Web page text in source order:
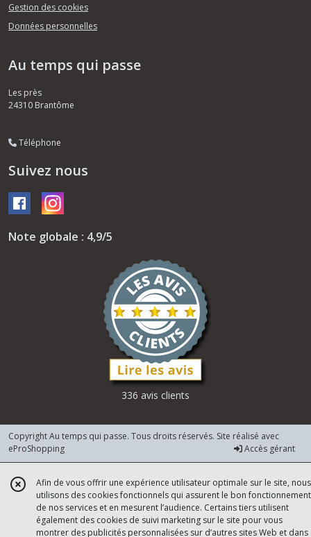
Gestion des cookies
Données personnelles
Au temps qui passe
Les près
24310 Brantôme
Téléphone
Suivez nous
Note globale : 4,9/5
336 avis clients
Copyright Au temps qui passe. Tous droits réservés. Site réalisé avec
eProShopping
Accès gérant
Afin de vous offrir une expérience utilisateur optimale sur le site, nous
utilisons des cookies fonctionnels qui assurent le bon fonctionnement
de nos services et en mesurent l’audience. Certains tiers utilisent
également des cookies de suivi marketing sur le site pour vous
montrer des publicités personnalisées sur d’autres sites Web et dans